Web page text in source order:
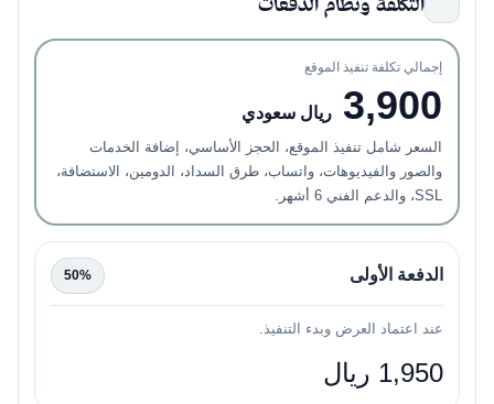
إجمالي تكلفة تنفيذ الموقع
3,900 ريال سعودي
السعر شامل تنفيذ الموقع، الحجز الأساسي، إضافة الخدمات
والصور والفيديوهات، واتساب، طرق السداد، الدومين، الاستضافة،
SSL، والدعم الفني 6 أشهر.
الدفعة الأولى 50%
عند اعتماد العرض وبدء التنفيذ.
1,950 ريال